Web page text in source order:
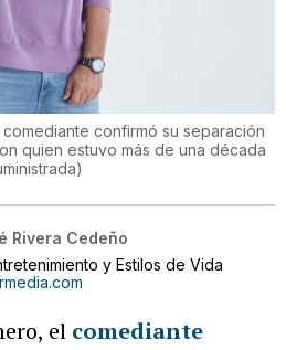
confirmó su separación
quien estuvo más de una década
)
Rivera Cedeño
y Estilos de Vida
el comediante